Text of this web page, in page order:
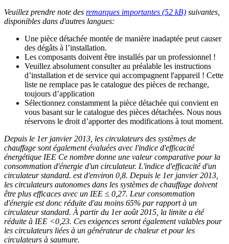
Veuillez prendre note des remarques importantes (52 kB) suivantes,
disponibles dans d'autres langues:
Une pièce détachée montée de manière inadaptée peut causer
des dégâts à l’installation.
Les composants doivent être installés par un professionnel !
Veuillez absolument consulter au préalable les instructions
d’installation et de service qui accompagnent l'appareil ! Cette
liste ne remplace pas le catalogue des pièces de rechange,
toujours d’application
Sélectionnez constamment la pièce détachée qui convient en
vous basant sur le catalogue des pièces détachées. Nous nous
réservons le droit d’apporter des modifications à tout moment.
Depuis le 1er janvier 2013, les circulateurs des systèmes de
chauffage sont également évaluées avec l'indice d'efficacité
énergétique IEE Ce nombre donne une valeur comparative pour la
consommation d'énergie d'un circulateur. L'indice d'efficacité d'un
circulateur standard. est d'environ 0,8. Depuis le 1er janvier 2013,
les circulateurs autonomes dans les systèmes de chauffage doivent
être plus efficaces avec un IEE ≤ 0,27. Leur consommation
d'énergie est donc réduite d'au moins 65% par rapport à un
circulateur standard. À partir du 1er août 2015, la limite a été
réduite à IEE <0,23. Ces exigences seront également valables pour
les circulateurs liées à un générateur de chaleur et pour les
circulateurs à saumure.